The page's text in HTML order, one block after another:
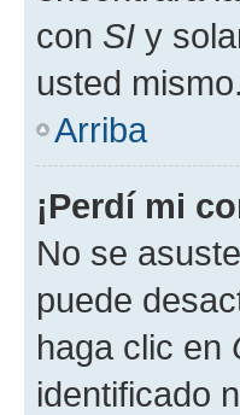
con SI y
usted
Arriba
¡Perdí mi
No se
puede
haga clic en
identificado